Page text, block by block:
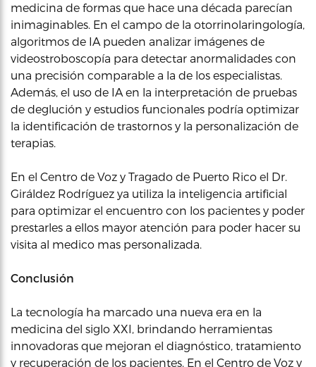
medicina de formas que hace una década parecían
inimaginables. En el campo de la otorrinolaringología,
algoritmos de IA pueden analizar imágenes de
videostroboscopía para detectar anormalidades con
una precisión comparable a la de los especialistas.
Además, el uso de IA en la interpretación de pruebas
de deglución y estudios funcionales podría optimizar
la identificación de trastornos y la personalización de
terapias.
En el Centro de Voz y Tragado de Puerto Rico el Dr.
Giráldez Rodríguez ya utiliza la inteligencia artificial
para optimizar el encuentro con los pacientes y poder
prestarles a ellos mayor atención para poder hacer su
visita al medico mas personalizada.
Conclusión
La tecnología ha marcado una nueva era en la
medicina del siglo XXI, brindando herramientas
innovadoras que mejoran el diagnóstico, tratamiento
y recuperación de los pacientes. En el Centro de Voz y